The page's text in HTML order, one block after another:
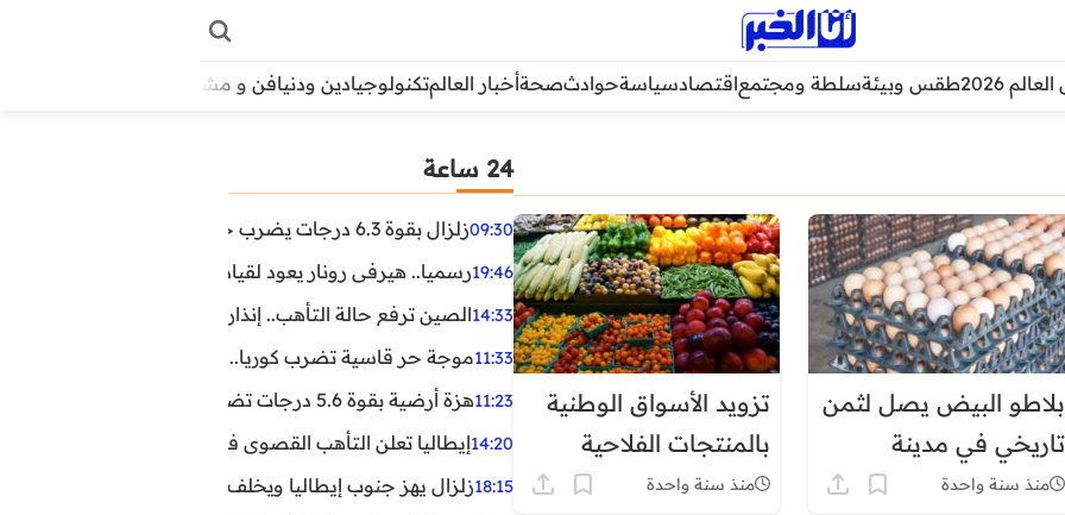
2026 طقس وبيئةسلطة ومجتمعاقتصادسياسةحوادثصحةأخبار العالمتكنولوجيادين ودنيافن و مشاهير
بلاطو البيض يصل لثمن
تاريخي في مدينة
مغربية
منذ سنة واحدة
تزويد الأسواق الوطنية
بالمنتجات الفلاحية
مستمر رغم قلة
منذ سنة واحدة
24 ساعة
09:30زلزال بقوة 6.3 درجات يضرب جنوب الفلبين.. ولا تحذير من تسونامي حتى الآن
19:46رسميا.. هيرفي رونار يعود لقيادة منتخب كوت ديفوار
14:33الصين ترفع حالة التأهب.. إنذاران جديدان بسبب الأمطار
11:33موجة حر قاسية تضرب كوريا.. وفيات وإصابات ونفوق مئات
11:23هزة أرضية بقوة 5.6 درجات تضرب مصر
14:20إيطاليا تعلن التأهب القصوى في 23 مدينة بسبب موجة حر شديدة
18:15زلزال يهز جنوب إيطاليا ويخلف عشرات الجرحى